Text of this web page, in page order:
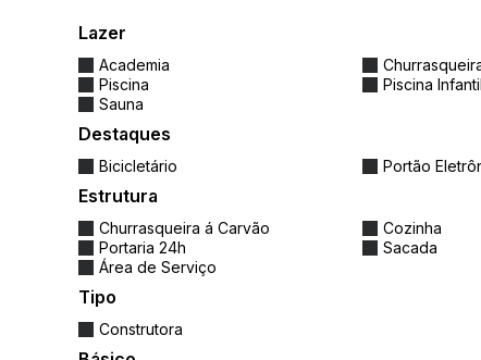
3 vagas de garagem privativas
🎯Estrutura completa do
Academia equipada
Sauna, spa e espaço zen
Salão de festas e espaço gourmet
Lazer
Academia
Piscina
Piscina Infantil
Sauna
Destaques
Bicicletário Portão
Estrutura
Churrasqueira á Carvão Cozinha
Portaria 24h
Sacada
Área de Serviço
Tipo
Construtora